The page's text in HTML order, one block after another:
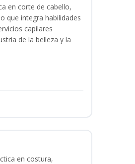
en corte de cabello,
que integra habilidades
capilares
de la belleza y la
en costura,